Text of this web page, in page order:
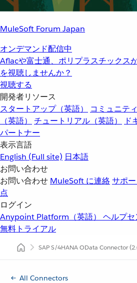
MuleSoft Forum Japan
オンデマンド配信中
Aflacや富士通、ポリプラスチックス
を視聴しませんか？
視聴する
開発者リソース
スタートアップ（英語）
コミュニテ
（英語）
チュートリアル（英語）
ド
パートナー
表示言語
English (Full site) 日本語
お問い合わせ
お問い合わせ MuleSoft に連絡サポ
点
ログイン
Anypoint Platform（英語） ヘルプセ
無料トライアル
SAP S/4HANA OData Connector
All Connectors